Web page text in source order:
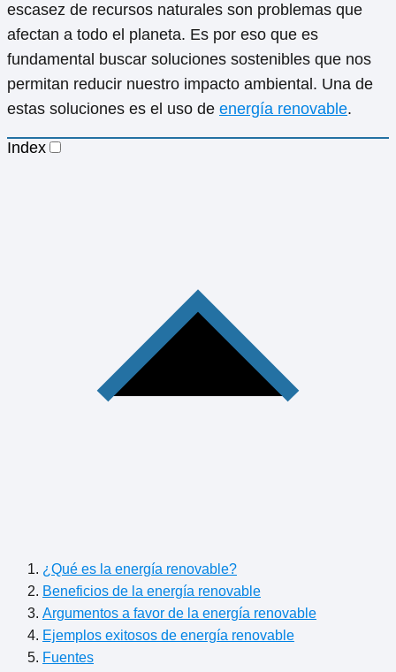
escasez de recursos naturales son problemas que
afectan a todo el planeta. Es por eso que es
fundamental buscar soluciones sostenibles que nos
permitan reducir nuestro impacto ambiental. Una de
estas soluciones es el uso de energía renovable.
Index
¿Qué es la energía renovable?
Beneficios de la energía renovable
Argumentos a favor de la energía renovable
Ejemplos exitosos de energía renovable
Fuentes